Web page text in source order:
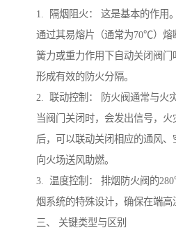
1. 隔烟阻火： 这是基本的作用
通过其易熔片（通常为70℃）熔
簧力或重力作用下自动关闭阀门
形成有效的防火分隔。
2. 联动控制： 防火阀通常与火
当阀门关闭时，会发出信号，
后，可以联动关闭相应的通风
向火场送风助燃。
3. 温度控制： 排烟防火阀的
烟系统的特殊设计，确保在端高
三、 关键类型与区别